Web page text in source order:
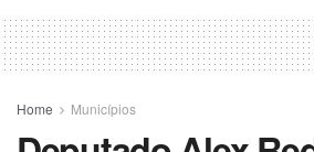
Home Municípios